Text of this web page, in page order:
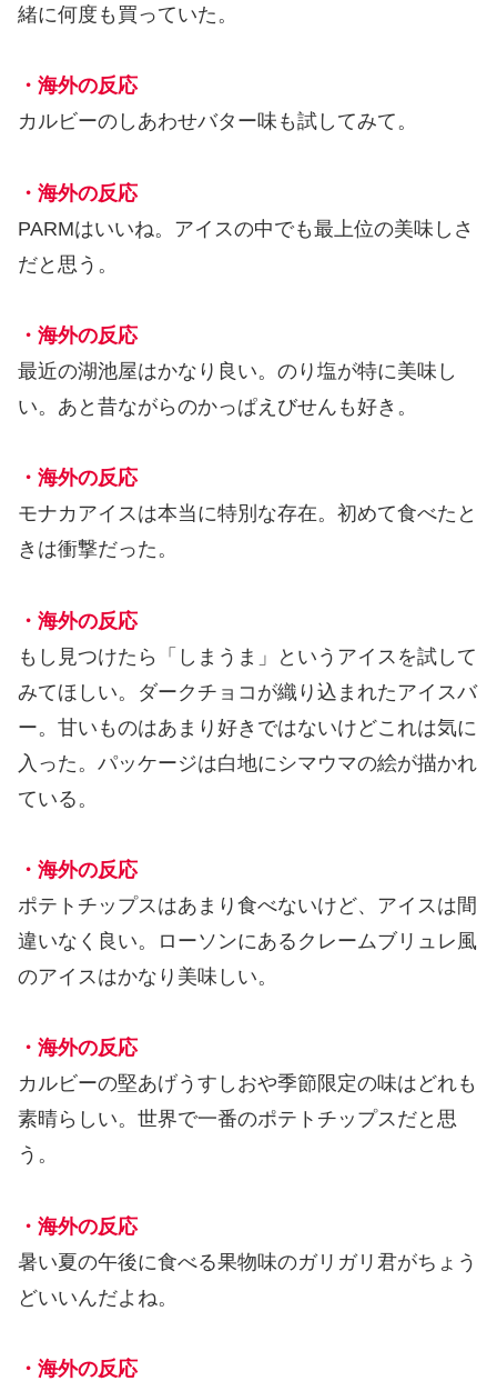
緒に何度も買っていた。
・海外の反応
カルビーのしあわせバター味も試してみて。
・海外の反応
PARMはいいね。アイスの中でも最上位の美味しさ
だと思う。
・海外の反応
最近の湖池屋はかなり良い。のり塩が特に美味し
い。あと昔ながらのかっぱえびせんも好き。
・海外の反応
モナカアイスは本当に特別な存在。初めて食べたと
きは衝撃だった。
・海外の反応
もし見つけたら「しまうま」というアイスを試して
みてほしい。ダークチョコが織り込まれたアイスバ
ー。甘いものはあまり好きではないけどこれは気に
入った。パッケージは白地にシマウマの絵が描かれ
ている。
・海外の反応
ポテトチップスはあまり食べないけど、アイスは間
違いなく良い。ローソンにあるクレームブリュレ風
のアイスはかなり美味しい。
・海外の反応
カルビーの堅あげうすしおや季節限定の味はどれも
素晴らしい。世界で一番のポテトチップスだと思
う。
・海外の反応
暑い夏の午後に食べる果物味のガリガリ君がちょう
どいいんだよね。
・海外の反応